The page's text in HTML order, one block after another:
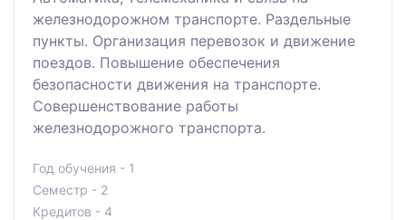
железнодорожном транспорте. Раздельные
пункты. Организация перевозок и движение
поездов. Повышение обеспечения
безопасности движения на транспорте.
Совершенствование работы
железнодорожного транспорта.
Год обучения - 1
Семестр - 2
Кредитов - 4